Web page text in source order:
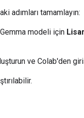
adımları tamamlayın:
modeli için
ve Colab'den